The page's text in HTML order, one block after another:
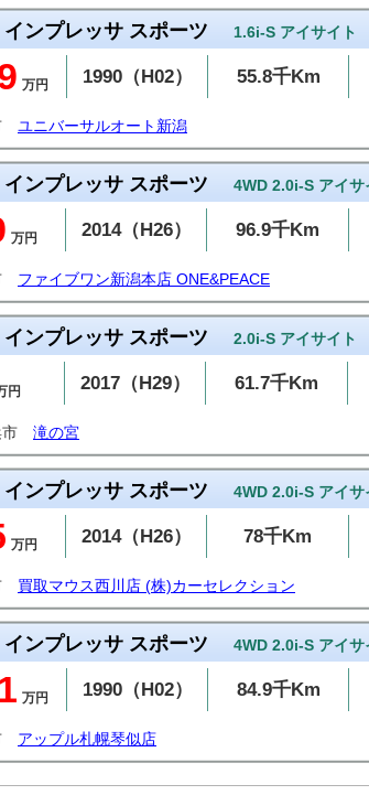
インプレッサ スポーツ 1.6i-S アイサイト
万円 1990（H02） 55.8千Km
ユニバーサルオート新潟
インプレッサ スポーツ 4WD 2.0i-S アイサ
万円 2014（H26） 96.9千Km
ファイブワン新潟本店 ONE&PEACE
インプレッサ スポーツ 2.0i-S アイサイト
円 2017（H29） 61.7千Km
滝の宮
インプレッサ スポーツ 4WD 2.0i-S アイサ
万円 2014（H26） 78千Km
買取マウス西川店 (株)カーセレクション
インプレッサ スポーツ 4WD 2.0i-S アイサ
万円 1990（H02） 84.9千Km
アップル札幌琴似店